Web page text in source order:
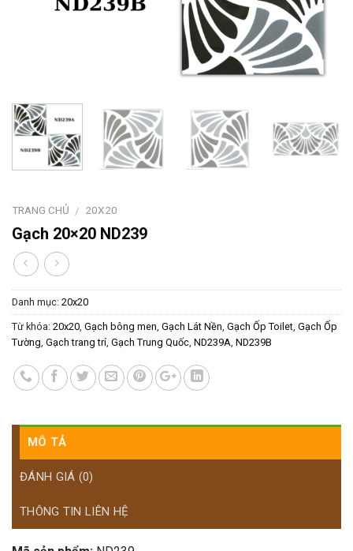
TRANG CHỦ / 20X20
Gạch 20×20 ND239
Danh mục: 20x20
Từ khóa: 20x20, Gạch bông men, Gạch Lát Nền, Gạch Ốp Toilet, Gạch Ốp
Tường, Gạch trang trí, Gạch Trung Quốc, ND239A, ND239B
MÔ TẢ
ĐÁNH GIÁ (0)
THÔNG TIN LIÊN HỆ